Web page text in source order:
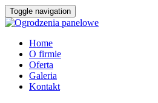
Toggle navigation
Home
O firmie
Oferta
Galeria
Kontakt